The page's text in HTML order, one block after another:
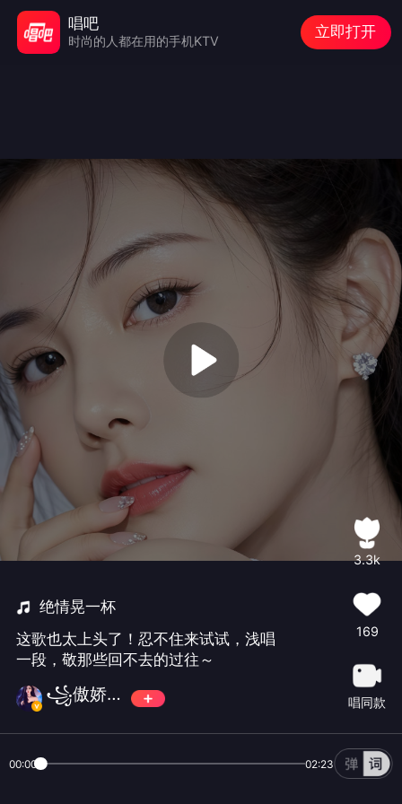
绝情晃一杯
这歌也太上头了！忍不住来试试，浅唱
一段，敬那些回不去的过往～
꧁傲娇摩羯♑️꧂
3.3k
169
唱同款
00:00 02:23
唱吧
时尚的人都在用的手机KTV
立即打开